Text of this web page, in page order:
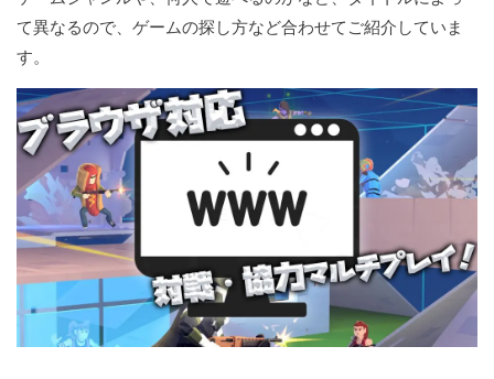
て異なるので、ゲームの探し方など合わせてご紹介していま
す。